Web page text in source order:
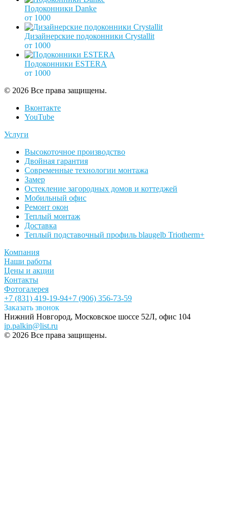
Подоконники Danke
от 1000
Дизайнерские подоконники Crystallit
от 1000
Подоконники ESTERA
от 1000
© 2026 Все права защищены.
Вконтакте
YouTube
Услуги
Высокоточное производство
Двойная гарантия
Современные технологии монтажа
Замер
Остекление загородных домов и коттеджей
Мобильный офис
Ремонт окон
Теплый монтаж
Доставка
Теплый подставочный профиль blaugelb Triotherm+
Компания
Наши работы
Цены и акции
Контакты
Фотогалерея
+7 (831) 419-19-94+7 (906) 356-73-59
Заказать звонок
Нижний Новгород, Московское шоссе 52Л, офис 104
ip.palkin@list.ru
© 2026 Все права защищены.